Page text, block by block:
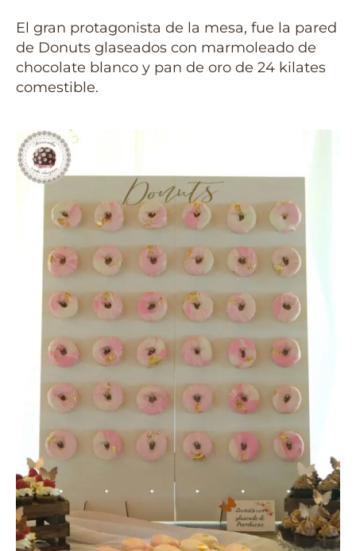
El gran protagonista de la mesa, fue la pared
de Donuts glaseados con marmoleado de
chocolate blanco y pan de oro de 24 kilates
comestible.